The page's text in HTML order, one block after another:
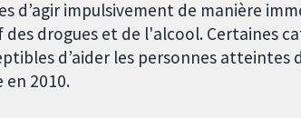
d’agir impulsivement de manière
drogues et de l'alcool. Certaines
d’aider les personnes atteintes
en 2010.